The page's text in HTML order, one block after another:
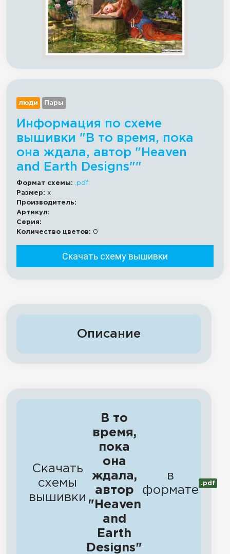
люди Пары
Информация по схеме
вышивки "В то время, пока
она ждала, автор "Heaven
and Earth Designs""
Формат схемы:
.pdf
Размер: x
Производитель:
Артикул:
Серия:
Количество цветов: 0
Скачать схему вышивки
Описание
Скачать
схемы
вышивки
В то
время,
пока
она
ждала,
автор
"Heaven
and
Earth
Designs"
в
формате
.pdf